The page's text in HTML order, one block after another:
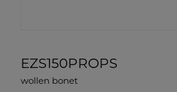
EZS150PROPS
wollen bonet